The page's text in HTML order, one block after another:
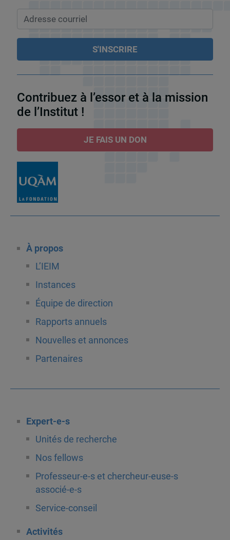
Contribuez à l’essor et à la mission
de l’Institut !
JE FAIS UN DON
À propos
L’IEIM
Instances
Équipe de direction
Rapports annuels
Nouvelles et annonces
Partenaires
Expert-e-s
Unités de recherche
Nos fellows
Professeur-e-s et chercheur-euse-s
associé-e-s
Service-conseil
Activités